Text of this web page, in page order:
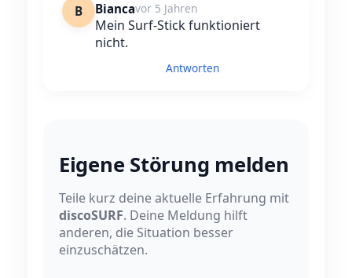
B Biancavor 5 Jahren
Mein Surf-Stick funktioniert
nicht.
Antworten
Eigene Störung melden
Teile kurz deine aktuelle Erfahrung mit
discoSURF. Deine Meldung hilft
anderen, die Situation besser
einzuschätzen.